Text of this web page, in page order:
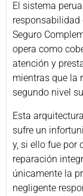
El sistema
responsabilidad
Seguro
opera como
atención y
mientras que la
segundo nivel
Esta
sufre un
y, si ello fue por
reparación
únicamente la
negligente